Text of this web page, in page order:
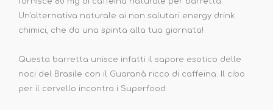
Un'alternativa naturale ai non salutari energy drink
chimici, che da una spinta alla tua giornata!
Questa barretta unisce infatti il sapore esotico delle
noci del Brasile con il Guaranà ricco di caffeina. Il cibo
per il cervello incontra i Superfood.